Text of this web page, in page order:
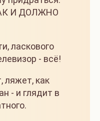
И ДОЛЖНО
ласкового
- всё!
ляжет, как
- и глядит в